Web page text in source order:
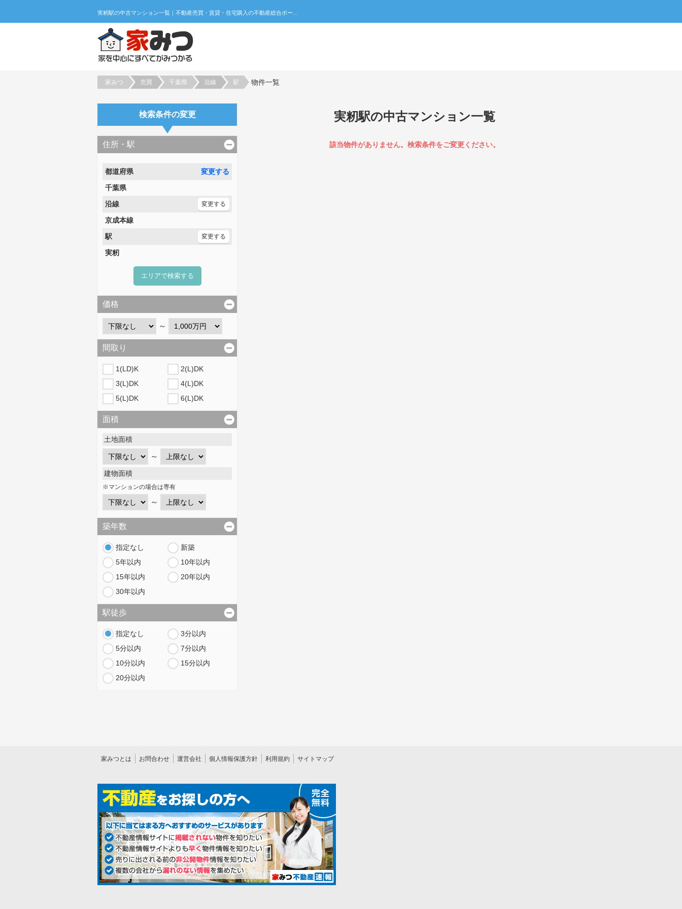
家みつ 売買 千葉県 沿線 駅 物件一覧
検索条件の変更
住所・駅
都道府県
変更する
千葉県
沿線
変更する
京成本線
駅
変更する
実籾
エリアで検索する
価格
～
間取り
1(LD)K
2(L)DK
3(L)DK
4(L)DK
5(L)DK
6(L)DK
面積
土地面積
～
建物面積
※マンションの場合は専有
～
築年数
指定なし
新築
5年以内
10年以内
15年以内
20年以内
30年以内
駅徒歩
指定なし
3分以内
5分以内
7分以内
10分以内
15分以内
20分以内
実籾駅の中古マンション一覧
該当物件がありません。検索条件をご変更ください。
家みつとは お問合わせ 運営会社 個人情報保護方針 利用規約 サイトマップ